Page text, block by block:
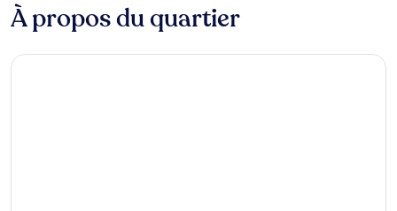
À propos du quartier